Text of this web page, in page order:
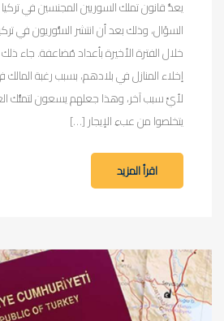
السؤال، وذلك بعد أن انتشر السُّوريون في
خلال الفترة الأخيرة بأعداد مُضاعفة. جاء ذلك
إخلاء المنازل في بلادهم، بسبب رغبة المالك
لأيِّ سبب آخر، وهذا جعلهم يسعون لتملُّك
يتخلصوا من عبءِ الإيجار […]
اقرأ المزيد